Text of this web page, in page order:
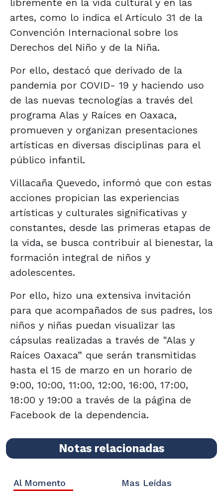
artes, como lo indica el Artículo 31 de la
Convención Internacional sobre los
Derechos del Niño y de la Niña.
Por ello, destacó que derivado de la
pandemia por COVID- 19 y haciendo uso
de las nuevas tecnologías a través del
programa Alas y Raíces en Oaxaca,
promueven y organizan presentaciones
artísticas en diversas disciplinas para el
público infantil.
Villacaña Quevedo, informó que con estas
acciones propician las experiencias
artísticas y culturales significativas y
constantes, desde las primeras etapas de
la vida, se busca contribuir al bienestar, la
formación integral de niños y
adolescentes.
Por ello, hizo una extensiva invitación
para que acompañados de sus padres, los
niños y niñas puedan visualizar las
cápsulas realizadas a través de "Alas y
Raíces Oaxaca” que serán transmitidas
hasta el 15 de marzo en un horario de
9:00, 10:00, 11:00, 12:00, 16:00, 17:00,
18:00 y 19:00 a través de la página de
Facebook de la dependencia.
Notas relacionadas
Al Momento Mas Leídas